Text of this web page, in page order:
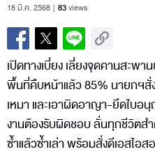
18 มี.ค. 2568 83views
เปิดทางเบี่ยง เลี่ยงจุดคานสะพา
พื้นที่คืบหน้าแล้ว 85% นายกฯสั่
เหมา และเอาผิดอาญา-ยึดใบอ
งานต้องรับผิดชอบ ลั่นทุกชีวิตส
ซ้ำแล้วซ้ำเล่า พร้อมสั่งดีเอสไอส